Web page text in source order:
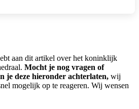
aan dit artikel over het koninklijk
Mocht je nog vragen of
je deze hieronder achterlaten, wij
mogelijk op te reageren. Wij wensen